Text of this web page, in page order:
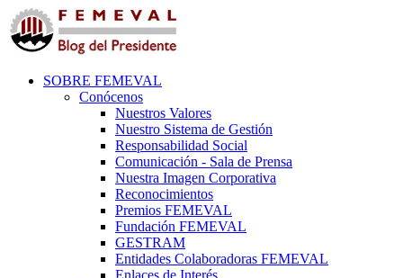
SOBRE FEMEVAL
Conócenos
Nuestros Valores
Nuestro Sistema de Gestión
Responsabilidad Social
Comunicación - Sala de Prensa
Nuestra Imagen Corporativa
Reconocimientos
Premios FEMEVAL
Fundación FEMEVAL
GESTRAM
Entidades Colaboradoras FEMEVAL
Enlaces de Interés